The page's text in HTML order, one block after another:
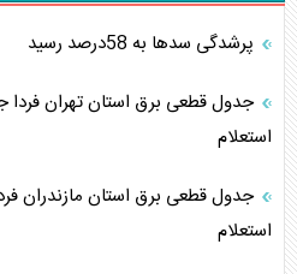
پرشدگی سدها به 58درصد رسید
استعلام
استعلام